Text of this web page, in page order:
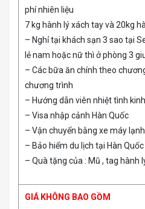
phí nhiên liệu
7 kg hành lý xách tay và 20kg
– Nghỉ tại khách sạn 3 sao tại
lẻ nam hoặc nữ thì ở phòng 3
– Các bữa ăn chính theo
chương trình
– Hướng dẫn viên nhiệt tình
– Visa nhập cảnh Hàn Quốc
– Vận chuyển bằng xe máy lạnh
– Bảo hiểm du lịch tại Hàn Quốc
– Quà tặng của : Mũ , tag hành
GIÁ KHÔNG BAO GỒM